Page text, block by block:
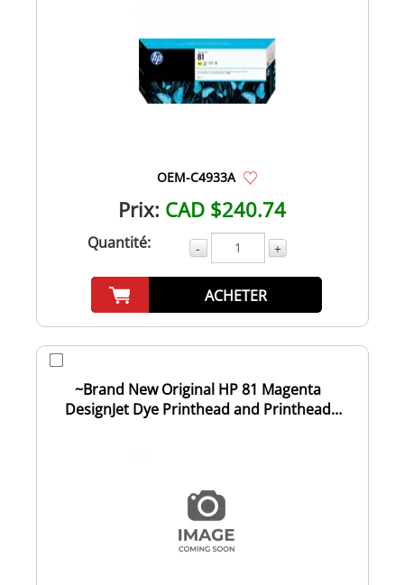
OEM-C4933A
Prix: CAD $240.74
Quantité: - +
ACHETER
~Brand New Original HP 81 Magenta
DesignJet Dye Printhead and Printhead